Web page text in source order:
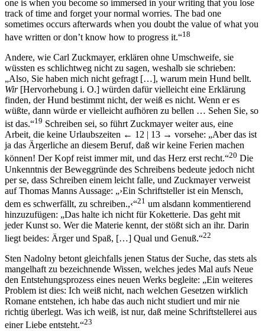
one is when you become so immersed in your writing that you lose
track of time and forget your normal worries. The bad one
sometimes occurs afterwards when you doubt the value of what you
have written or don’t know how to progress it.“18
Andere, wie Carl Zuckmayer, erklären ohne Umschweife, sie
wüssten es schlichtweg nicht zu sagen, weshalb sie schrieben:
„Also, Sie haben mich nicht gefragt […], warum mein Hund bellt.
Wir[Hervorhebung i. O.] würden dafür vielleicht eine Erklärung
finden, der Hund bestimmt nicht, der weiß es nicht. Wenn er es
wüßte, dann würde er vielleicht aufhören zu bellen … Sehen Sie, so
ist das.“19 Schreiben sei, so führt Zuckmayer weiter aus, eine
Arbeit, die keine Urlaubszeiten ← 12 | 13 → vorsehe: „Aber das ist
ja das Ärgerliche an diesem Beruf, daß wir keine Ferien machen
können! Der Kopf reist immer mit, und das Herz erst recht.“20 Die
Unkenntnis der Beweggründe des Schreibens bedeute jedoch nicht
per se, dass Schreiben einem leicht falle, und Zuckmayer verweist
auf Thomas Manns Aussage: „›Ein Schriftsteller ist ein Mensch,
dem es schwerfällt, zu schreiben.,‹“21 um alsdann kommentierend
hinzuzufügen: „Das halte ich nicht für Koketterie. Das geht mit
jeder Kunst so. Wer die Materie kennt, der stößt sich an ihr. Darin
liegt beides: Ärger und Spaß, […] Qual und Genuß.“22
Sten Nadolny betont gleichfalls jenen Status der Suche, das stets als
mangelhaft zu bezeichnende Wissen, welches jedes Mal aufs Neue
den Entstehungsprozess eines neuen Werks begleite: „Ein weiteres
Problem ist dies: Ich weiß nicht, nach welchen Gesetzen wirklich
Romane entstehen, ich habe das auch nicht studiert und mir nie
richtig überlegt. Was ich weiß, ist nur, daß meine Schriftstellerei aus
einer Liebe entsteht.“23